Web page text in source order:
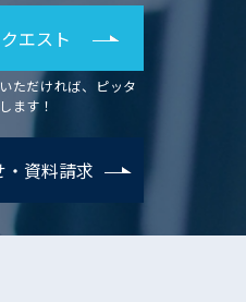
エスト
ただければ、ピッタ
ます！
・資料請求